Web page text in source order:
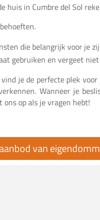
huis in Cumbre del Sol
die belangrijk voor je
gebruiken en vergeet
je de perfecte plek
Wanneer je
ons op als je vragen hebt!
van